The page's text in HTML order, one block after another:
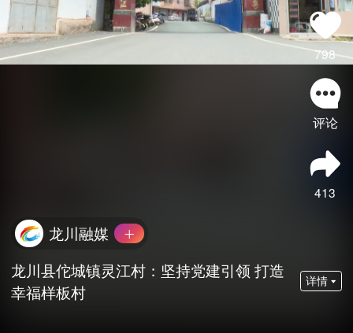
798
评论
413
龙川融媒
龙川县佗城镇灵江村：坚持党建引领 打造
幸福样板村
详情